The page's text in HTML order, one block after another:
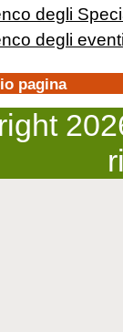
degli
degli
pagina